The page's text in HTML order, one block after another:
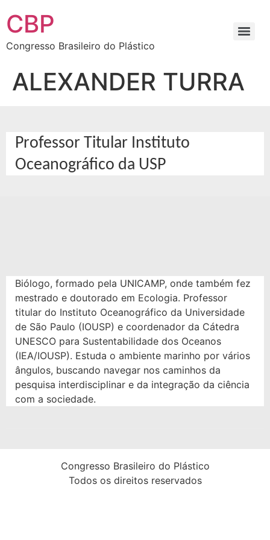
CBP
Congresso Brasileiro do Plástico
ALEXANDER TURRA
Professor Titular Instituto
Oceanográfico da USP
Biólogo, formado pela UNICAMP, onde também fez
mestrado e doutorado em Ecologia. Professor
titular do Instituto Oceanográfico da Universidade
de São Paulo (IOUSP) e coordenador da Cátedra
UNESCO para Sustentabilidade dos Oceanos
(IEA/IOUSP). Estuda o ambiente marinho por vários
ângulos, buscando navegar nos caminhos da
pesquisa interdisciplinar e da integração da ciência
com a sociedade.
Congresso Brasileiro do Plástico
Todos os direitos reservados